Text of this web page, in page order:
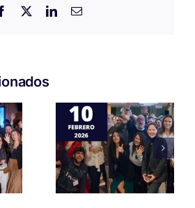
Facebook LinkedInCorreo
Happy
Hour Enero
2026